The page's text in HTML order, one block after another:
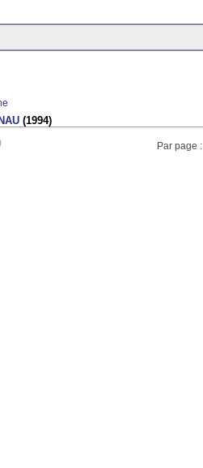
(1994)
Par page :